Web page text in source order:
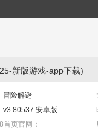
新版游戏-app下载)
冒险解谜
v3.80537 安卓版
首页官网：